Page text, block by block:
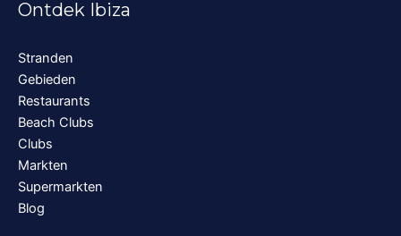
Ontdek Ibiza
Stranden
Gebieden
Restaurants
Beach Clubs
Clubs
Markten
Supermarkten
Blog